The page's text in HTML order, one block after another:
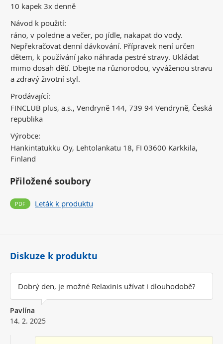
10 kapek 3x denně
Návod k použití:
ráno, v poledne a večer, po jídle, nakapat do vody.
Nepřekračovat denní dávkování. Přípravek není určen
dětem, k používání jako náhrada pestré stravy. Ukládat
mimo dosah dětí. Dbejte na různorodou, vyváženou stravu
a zdravý životní styl.
Prodávající:
FINCLUB plus, a.s., Vendryně 144, 739 94 Vendryně, Česká
republika
Výrobce:
Hankintatukku Oy, Lehtolankatu 18, FI 03600 Karkkila,
Finland
Přiložené soubory
Leták k produktu
Diskuze k produktu
Dobrý den, je možné Relaxinis užívat i dlouhodobě?
Pavlína
14. 2. 2025